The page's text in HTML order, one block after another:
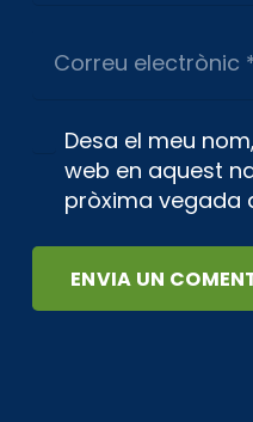
Desa el meu
web en aquest
pròxima vegada
ENVIA UN